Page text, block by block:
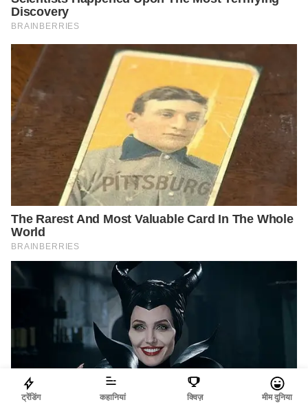
ट्रेंडिंग कहानियां क्विज़ मीम दुनिया